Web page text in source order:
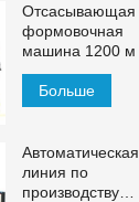
Отсасывающая
формовочная
машина 1200 м /
мин
Больше
Автоматическая
линия по
производству